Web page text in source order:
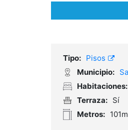
Tipo: Pisos
Municipio:
Habitaciones:
Terraza: Sí
Metros: 101m